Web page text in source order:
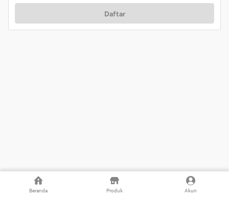
Beranda Produk Akun
Daftar